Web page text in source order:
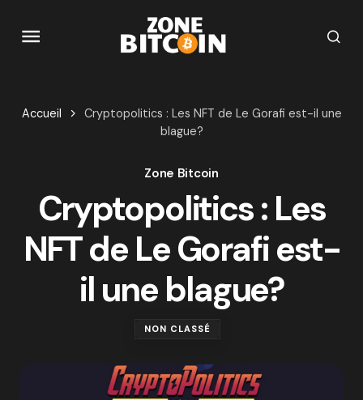
Accueil
Cryptopolitics : Les NFT de Le Gorafi est-il une
blague?
Zone Bitcoin
Cryptopolitics : Les
NFT de Le Gorafi est-
il une blague?
NON CLASSÉ